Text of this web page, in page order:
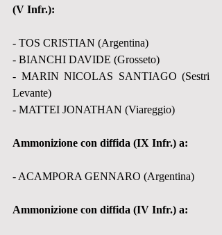
(V Infr.):
- TOS CRISTIAN (Argentina)
- BIANCHI DAVIDE (Grosseto)
- MARIN NICOLAS SANTIAGO (Sestri
Levante)
- MATTEI JONATHAN (Viareggio)
Ammonizione con diffida (IX Infr.) a:
- ACAMPORA GENNARO (Argentina)
Ammonizione con diffida (IV Infr.) a: